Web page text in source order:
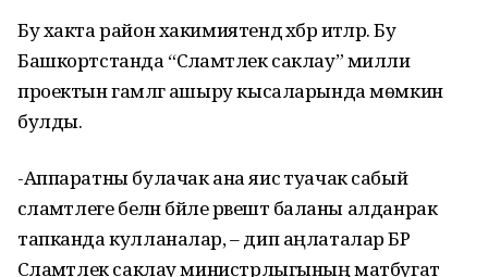
Бу хакта район хакимиятендә хәбәр итәләр. Бу
Башкортстанда “Сәламәтлек саклау” милли
проектын гамәлгә ашыру кысаларында мөмкин
булды.
-Аппаратны булачак ана яисә туачак сабый
сәламәтлеге белән бәйле рәвештә баланы алданрак
тапканда кулланалар, – дип аңлаталар БР
Сәламәтлек саклау министрлыгының матбугат